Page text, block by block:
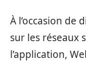
À l’occasion de
sur les réseaux
l’application,